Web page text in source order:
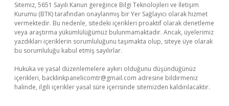
Sitemiz, 5651 Sayılı Kanun gereğince Bilgi Teknolojileri ve İletişim
Kurumu (BTK) tarafından onaylanmış bir Yer Sağlayıcı olarak hizmet
vermektedir. Bu nedenle, sitedeki içerikleri proaktif olarak denetleme
veya araştırma yükümlülüğümüz bulunmamaktadır. Ancak, üyelerimiz
yazdıkları içeriklerin sorumluluğunu taşımakta olup, siteye üye olarak
bu sorumluluğu kabul etmiş sayılırlar.
Hukuka ve yasal düzenlemelere aykırı olduğunu düşündüğünüz
içerikleri, backlinkpanelicomtr@gmail.com adresine bildirmeniz
halinde, ilgili içerikler yasal süre içerisinde sitemizden kaldırılacaktır.